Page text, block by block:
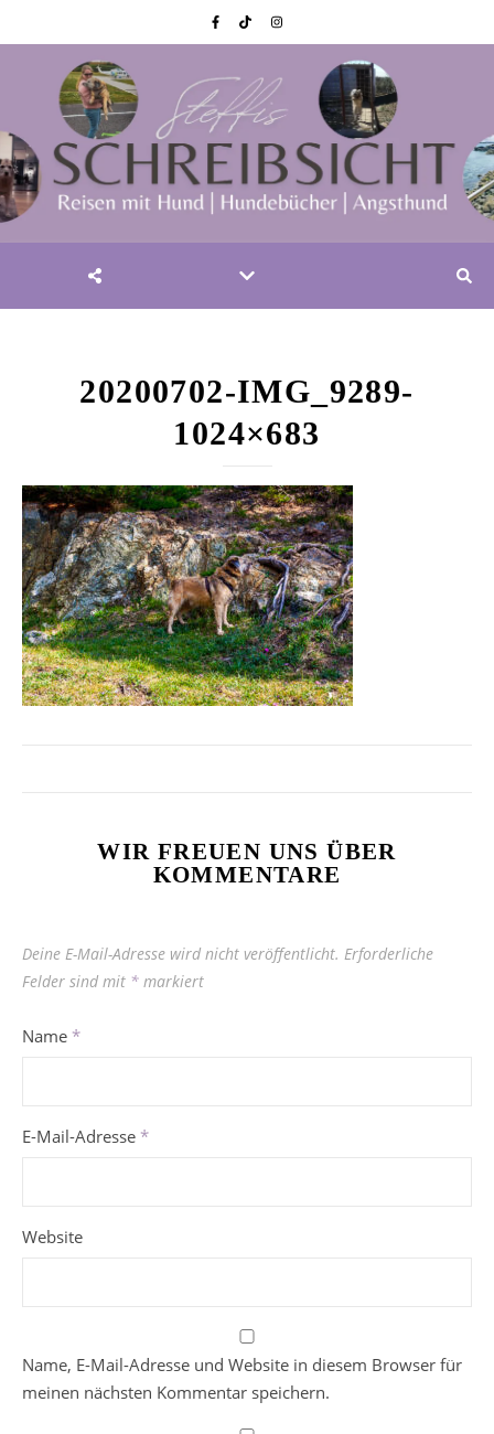
20200702-IMG_9289-
1024×683
WIR FREUEN UNS ÜBER
KOMMENTARE
Deine E-Mail-Adresse wird nicht veröffentlicht. Erforderliche
Felder sind mit * markiert
Name *
E-Mail-Adresse *
Website
Name, E-Mail-Adresse und Website in diesem Browser für
meinen nächsten Kommentar speichern.